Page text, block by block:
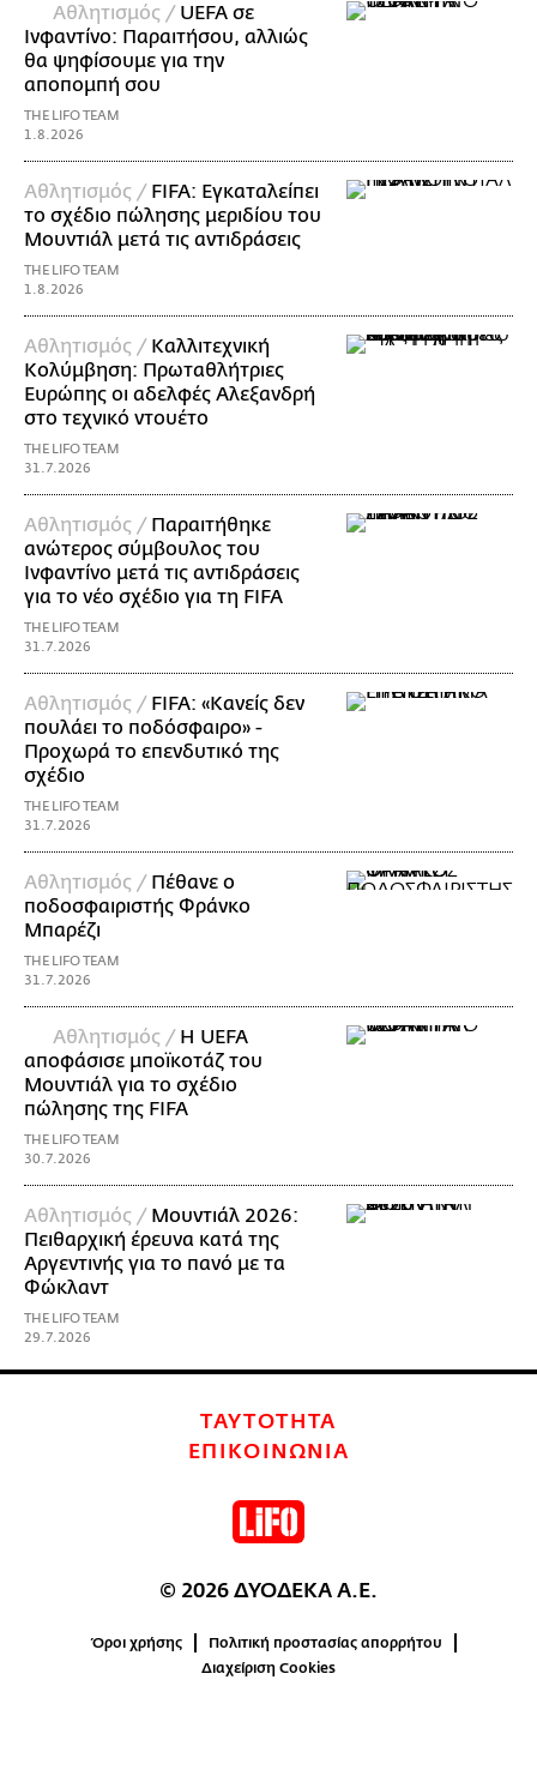
Αθλητισμός / UEFA σε
Ινφαντίνο: Παραιτήσου, αλλιώς
θα ψηφίσουμε για την
αποπομπή σου
THE LIFO TEAM
1.8.2026
Αθλητισμός / FIFA: Εγκαταλείπει
το σχέδιο πώλησης μεριδίου του
Μουντιάλ μετά τις αντιδράσεις
THE LIFO TEAM
1.8.2026
Αθλητισμός / Καλλιτεχνική
Κολύμβηση: Πρωταθλήτριες
Ευρώπης οι αδελφές Αλεξανδρή
στο τεχνικό ντουέτο
THE LIFO TEAM
31.7.2026
Αθλητισμός / Παραιτήθηκε
ανώτερος σύμβουλος του
Ινφαντίνο μετά τις αντιδράσεις
για το νέο σχέδιο για τη FIFA
THE LIFO TEAM
31.7.2026
Αθλητισμός / FIFA: «Κανείς δεν
πουλάει το ποδόσφαιρο» -
Προχωρά το επενδυτικό της
σχέδιο
THE LIFO TEAM
31.7.2026
Αθλητισμός / Πέθανε ο
ποδοσφαιριστής Φράνκο
Μπαρέζι
THE LIFO TEAM
31.7.2026
Αθλητισμός / Η UEFA
αποφάσισε μποϊκοτάζ του
Μουντιάλ για το σχέδιο
πώλησης της FIFA
THE LIFO TEAM
30.7.2026
Αθλητισμός / Μουντιάλ 2026:
Πειθαρχική έρευνα κατά της
Αργεντινής για το πανό με τα
Φώκλαντ
THE LIFO TEAM
29.7.2026
ΤΑΥΤΟΤΗΤΑ
ΕΠΙΚΟΙΝΩΝΙΑ
© 2026 ΔΥΟΔΕΚΑ Α.Ε.
Όροι χρήσης
Πολιτική προστασίας απορρήτου
Διαχείριση Cookies